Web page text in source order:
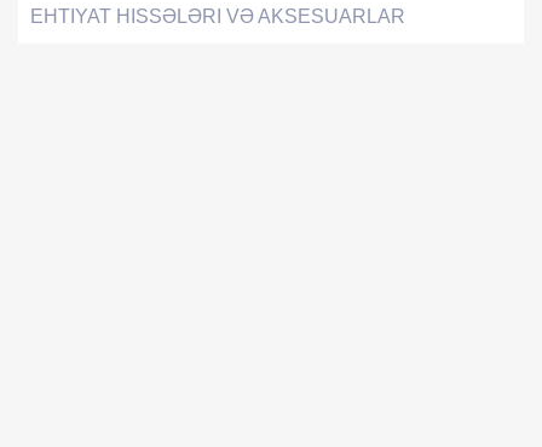
EHTIYAT HISSƏLƏRI VƏ AKSESUARLAR